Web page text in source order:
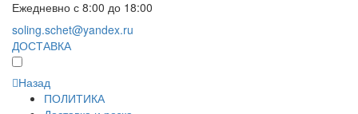
Ежедневно с 8:00 до 18:00
soling.schet@yandex.ru
ДОСТАВКА
Назад
ПОЛИТИКА